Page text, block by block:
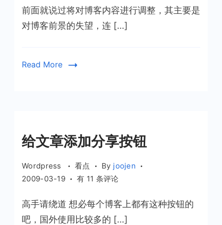
调
前面就说过将对博客内容进行调整，其主要是
对博客前景的失望，连 […]
Read More
给文章添加分享按钮
Wordpress 看点 By joojen
2009-03-19
给
章
添
有 11 条评论
高手请绕道 想必每个博客上都有这种按钮的
吧，国外使用比较多的 […]